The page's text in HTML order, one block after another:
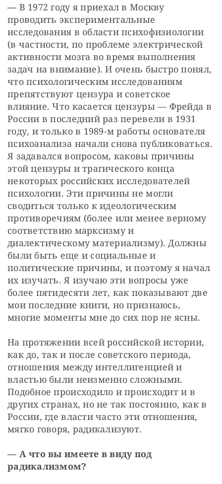
— В 1972 году я приехал в Москву
проводить экспериментальные
исследования в области психофизиологии
(в частности, по проблеме электрической
активности мозга во время выполнения
задач на внимание). И очень быстро понял,
что психологическим исследованиям
препятствуют цензура и советское
влияние. Что касается цензуры — Фрейда в
России в последний раз перевели в 1931
году, и только в 1989-м работы основателя
психоанализа начали снова публиковаться.
Я задавался вопросом, каковы причины
этой цензуры и трагического конца
некоторых российских исследователей
психологии. Эти причины не могли
сводиться только к идеологическим
противоречиям (более или менее верному
соответствию марксизму и
диалектическому материализму). Должны
были быть еще и социальные и
политические причины, и поэтому я начал
их изучать. Я изучаю эти вопросы уже
более пятидесяти лет, как показывают две
мои последние книги, но признаюсь,
многие моменты мне до сих пор не ясны.
На протяжении всей российской истории,
как до, так и после советского периода,
отношения между интеллигенцией и
властью были неизменно сложными.
Подобное происходило и происходит и в
других странах, но не так постоянно, как в
России, где власти часто эти отношения,
мягко говоря, радикализуют.
— А что вы имеете в виду под
радикализмом?